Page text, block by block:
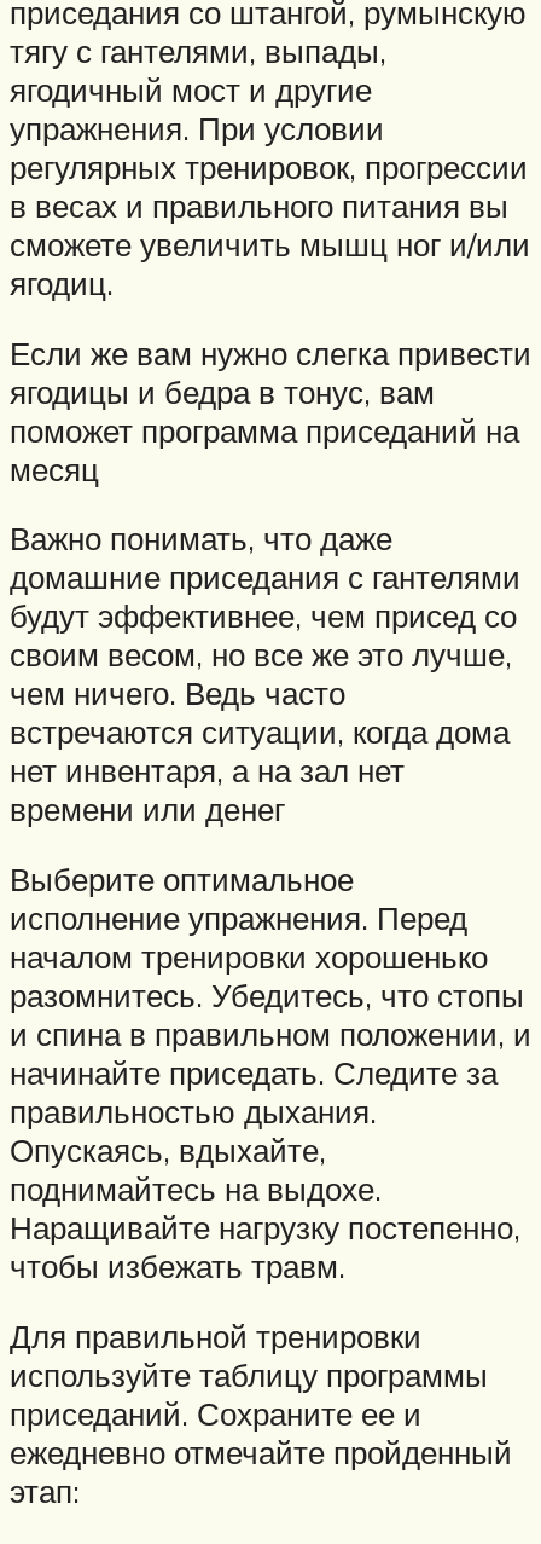
приседания со штангой, румынскую
тягу с гантелями, выпады,
ягодичный мост и другие
упражнения. При условии
регулярных тренировок, прогрессии
в весах и правильного питания вы
сможете увеличить мышц ног и/или
ягодиц.
Если же вам нужно слегка привести
ягодицы и бедра в тонус, вам
поможет программа приседаний на
месяц
Важно понимать, что даже
домашние приседания с гантелями
будут эффективнее, чем присед со
своим весом, но все же это лучше,
чем ничего. Ведь часто
встречаются ситуации, когда дома
нет инвентаря, а на зал нет
времени или денег
Выберите оптимальное
исполнение упражнения. Перед
началом тренировки хорошенько
разомнитесь. Убедитесь, что стопы
и спина в правильном положении, и
начинайте приседать. Следите за
правильностью дыхания.
Опускаясь, вдыхайте,
поднимайтесь на выдохе.
Наращивайте нагрузку постепенно,
чтобы избежать травм.
Для правильной тренировки
используйте таблицу программы
приседаний. Сохраните ее и
ежедневно отмечайте пройденный
этап: